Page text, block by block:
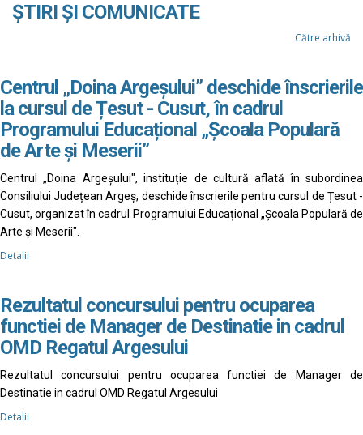
ȘTIRI ȘI COMUNICATE
Către arhivă
Centrul „Doina Argeșului” deschide înscrierile
la cursul de Țesut - Cusut, în cadrul
Programului Educațional „Școala Populară
de Arte și Meserii”
Centrul „Doina Argeșului", instituție de cultură aflată în subordinea
Consiliului Județean Argeș, deschide înscrierile pentru cursul de Țesut -
Cusut, organizat în cadrul Programului Educațional „Școala Populară de
Arte și Meserii".
Detalii
Rezultatul concursului pentru ocuparea
functiei de Manager de Destinatie in cadrul
OMD Regatul Argesului
Rezultatul concursului pentru ocuparea functiei de Manager de
Destinatie in cadrul OMD Regatul Argesului
Detalii